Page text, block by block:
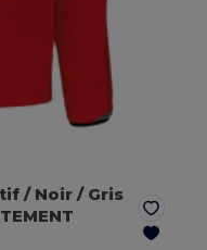
/ Noir / Gris